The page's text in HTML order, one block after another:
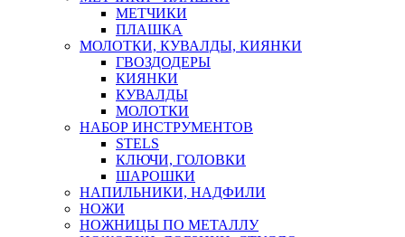
МЕТЧИКИ
ПЛАШКА
МОЛОТКИ, КУВАЛДЫ, КИЯНКИ
ГВОЗДОДЕРЫ
КИЯНКИ
КУВАЛДЫ
МОЛОТКИ
НАБОР ИНСТРУМЕНТОВ
STELS
КЛЮЧИ, ГОЛОВКИ
ШАРОШКИ
НАПИЛЬНИКИ, НАДФИЛИ
НОЖИ
НОЖНИЦЫ ПО МЕТАЛЛУ